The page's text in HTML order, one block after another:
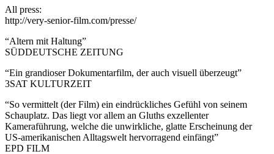
All press:
http://very-senior-film.com/presse/
“Altern mit Haltung”
SÜDDEUTSCHE ZEITUNG
“Ein grandioser Dokumentarfilm, der auch visuell überzeugt”
3SAT KULTURZEIT
“So vermittelt (der Film) ein eindrückliches Gefühl von seinem
Schauplatz. Das liegt vor allem an Gluths exzellenter
Kameraführung, welche die unwirkliche, glatte Erscheinung der
US-amerikanischen Alltagswelt hervorragend einfängt”
EPD FILM